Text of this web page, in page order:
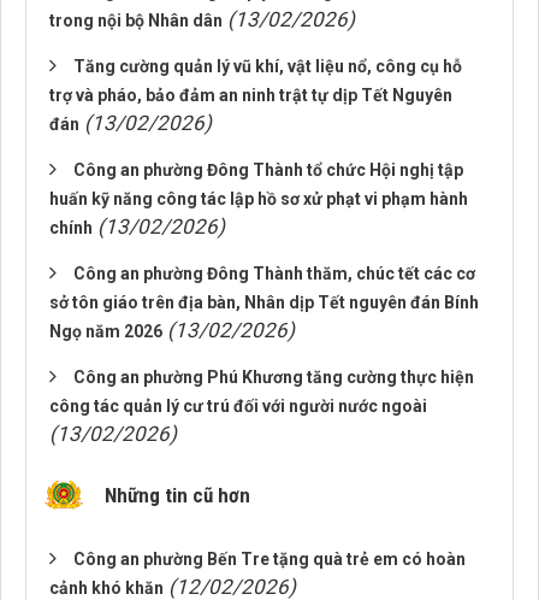
trong nội bộ Nhân dân (13/02/2026)
Tăng cường quản lý vũ khí, vật liệu nổ, công cụ hỗ
trợ và pháo, bảo đảm an ninh trật tự dịp Tết Nguyên
đán (13/02/2026)
Công an phường Đông Thành tổ chức Hội nghị tập
huấn kỹ năng công tác lập hồ sơ xử phạt vi phạm hành
chính (13/02/2026)
Công an phường Đông Thành thăm, chúc tết các cơ
sở tôn giáo trên địa bàn, Nhân dịp Tết nguyên đán Bính
Ngọ năm 2026 (13/02/2026)
Công an phường Phú Khương tăng cường thực hiện
công tác quản lý cư trú đối với người nước ngoài
(13/02/2026)
Những tin cũ hơn
Công an phường Bến Tre tặng quà trẻ em có hoàn
cảnh khó khăn (12/02/2026)